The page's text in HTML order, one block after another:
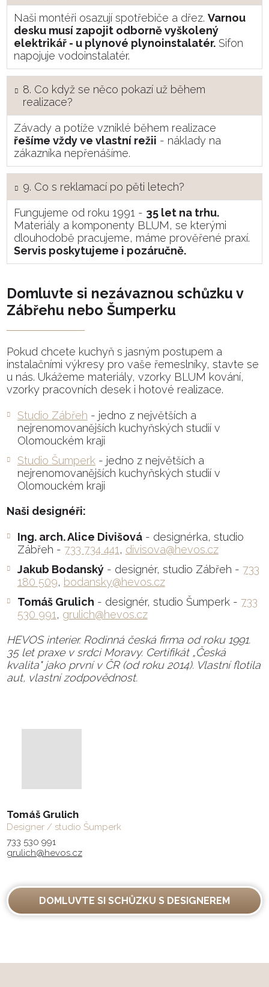
Naši montéři osazují spotřebiče a dřez. Varnou
desku musí zapojit odborně vyškolený
elektrikář - u plynové plynoinstalatér.Sifon
napojuje vodoinstalatér.
8. Co když se něco pokazí už během
realizace?
Závady a potíže vzniklé během realizace
řešíme vždy ve vlastní režii - náklady na
zákazníka nepřenášíme.
9. Co s reklamací po pěti letech?
Fungujeme od roku 1991 - 35 let na trhu.
Materiály a komponenty BLUM, se kterými
dlouhodobě pracujeme, máme prověřené praxí.
Servis poskytujeme i pozáručně.
Domluvte si nezávaznou schůzku v
Zábřehu nebo Šumperku
Pokud chcete kuchyň s jasným postupem a
instalačními výkresy pro vaše řemeslníky, stavte se
u nás. Ukážeme materiály, vzorky BLUM kování,
vzorky pracovních desek i hotové realizace.
Studio Zábřeh - jedno z největších a
nejrenomovanějších kuchyňských studií v
Olomouckém kraji
Studio Šumperk- jedno z největších a
nejrenomovanějších kuchyňských studií v
Olomouckém kraji
Naši designéři:
Ing. arch. Alice Divišová- designérka, studio
Zábřeh - 733 734 441 , divisova@hevos.cz
Jakub Bodanský- designér, studio Zábřeh - 733
180 509, bodansky@hevos.cz
Tomáš Grulich - designér, studio Šumperk - 733
530 991 , grulich@hevos.cz
HEVOS interier. Rodinná česká firma od roku 1991.
35 let praxe v srdci Moravy. Certifikát „Česká
kvalita" jako první v ČR (od roku 2014). Vlastní flotila
aut, vlastní zodpovědnost.
Tomáš Grulich
Designer / studio Šumperk
733 530 991
grulich@hevos.cz
DOMLUVTE SI SCHŮZKU S DESIGNEREM